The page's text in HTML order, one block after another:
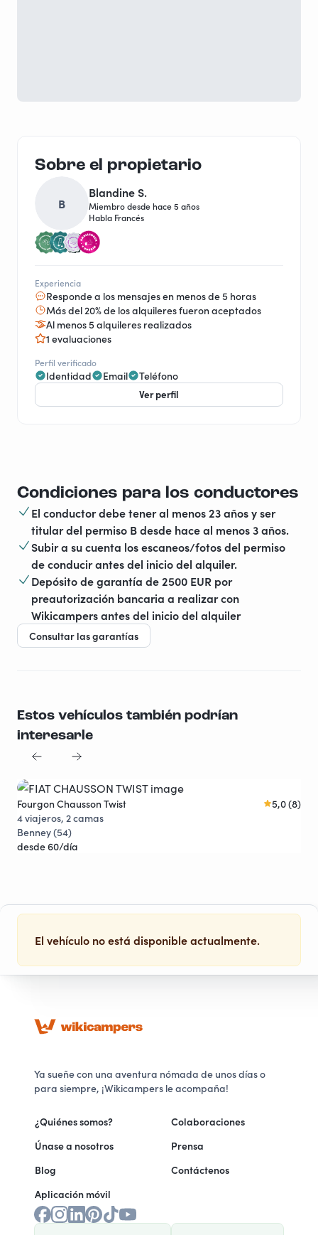
Sobre el propietario
B
Blandine S.
Miembro desde hace 5 años
Habla Francés
Experiencia
Responde a los mensajes en menos de 5 horas
Más del 20% de los alquileres fueron aceptados
Al menos 5 alquileres realizados
1 evaluaciones
Perfil verificado
Identidad Email Teléfono
Ver perfil
Condiciones para los conductores
El conductor debe tener al menos 23 años y ser
titular del permiso B desde hace al menos 3 años.
Subir a su cuenta los escaneos/fotos del permiso
de conducir antes del inicio del alquiler.
Depósito de garantía de 2500 EUR por
preautorización bancaria a realizar con
Wikicampers antes del inicio del alquiler
Consultar las garantías
Estos vehículos también podrían
interesarle
Joya viajera
Fourgon Chausson Twist
5,0 (8)
4 viajeros, 2 camas
Benney (54)
desde 60/día
El vehículo no está disponible actualmente.
Ya sueñe con una aventura nómada de unos días o
para siempre, ¡Wikicampers le acompaña!
¿Quiénes somos?
Únase a nosotros
Blog
Aplicación móvil
Colaboraciones
Prensa
Contáctenos